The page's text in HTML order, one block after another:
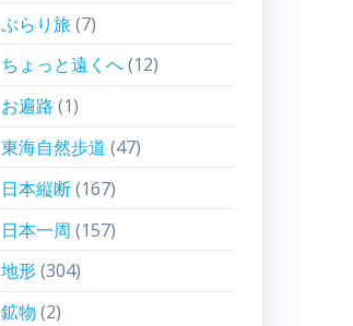
ぶらり旅 (7)
ちょっと遠くへ(12)
お遍路 (1)
東海自然歩道 (47)
日本縦断(167)
日本一周 (157)
地形(304)
鉱物 (2)